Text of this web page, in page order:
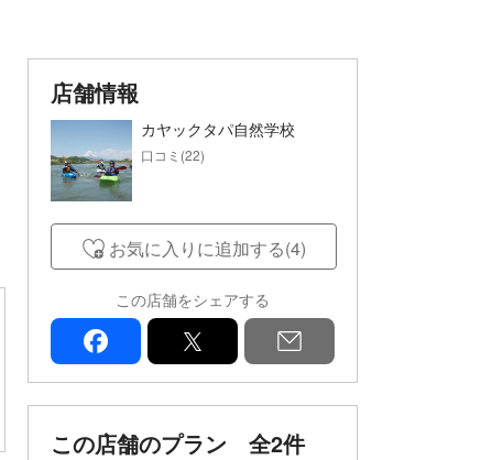
店舗情報
カヤックタパ自然学校
口コミ(22)
お気に入りに追加する(4)
この店舗をシェアする
facebook
この店舗のプラン 全2件